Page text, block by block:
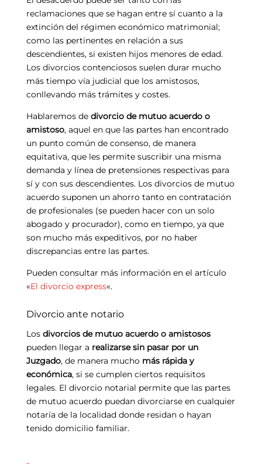
reclamaciones que se hagan entre sí cuanto a la
extinción del régimen económico matrimonial;
como las pertinentes en relación a sus
descendientes, si existen hijos menores de edad.
Los divorcios contenciosos suelen durar mucho
más tiempo vía judicial que los amistosos,
conllevando más trámites y costes.
Hablaremos de divorcio de mutuo acuerdo o
amistoso, aquel en que las partes han encontrado
un punto común de consenso, de manera
equitativa, que les permite suscribir una misma
demanda y línea de pretensiones respectivas para
sí y con sus descendientes. Los divorcios de mutuo
acuerdo suponen un ahorro tanto en contratación
de profesionales (se pueden hacer con un solo
abogado y procurador), como en tiempo, ya que
son mucho más expeditivos, por no haber
discrepancias entre las partes.
Pueden consultar más información en el artículo
«El divorcio express«.
Divorcio ante notario
Los divorcios de mutuo acuerdo o amistosos
pueden llegar a realizarse sin pasar por un
Juzgado, de manera mucho más rápida y
económica, si se cumplen ciertos requisitos
legales. El divorcio notarial permite que las partes
de mutuo acuerdo puedan divorciarse en cualquier
notaría de la localidad donde residan o hayan
tenido domicilio familiar.